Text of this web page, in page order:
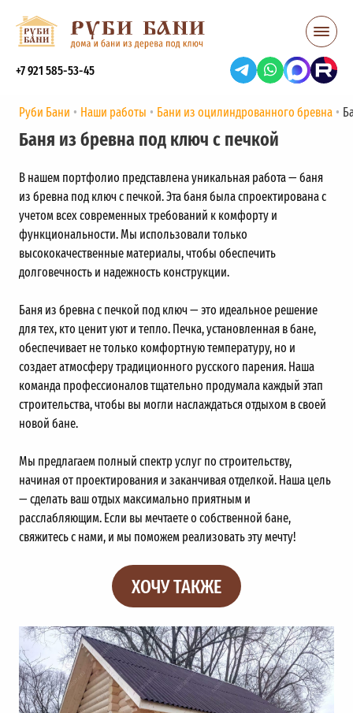
+7 921 585-53-45
Руби Бани Наши работы Бани из оцилиндрованного бревна
Баня из бревна под ключ с печкой
В нашем портфолио представлена уникальная работа — баня
из бревна под ключ с печкой. Эта баня была спроектирована с
учетом всех современных требований к комфорту и
функциональности. Мы использовали только
высококачественные материалы, чтобы обеспечить
долговечность и надежность конструкции.
Баня из бревна с печкой под ключ — это идеальное решение
для тех, кто ценит уют и тепло. Печка, установленная в бане,
обеспечивает не только комфортную температуру, но и
создает атмосферу традиционного русского парения. Наша
команда профессионалов тщательно продумала каждый этап
строительства, чтобы вы могли наслаждаться отдыхом в своей
новой бане.
Мы предлагаем полный спектр услуг по строительству,
начиная от проектирования и заканчивая отделкой. Наша цель
— сделать ваш отдых максимально приятным и
расслабляющим. Если вы мечтаете о собственной бане,
свяжитесь с нами, и мы поможем реализовать эту мечту!
ХОЧУ ТАКЖЕ